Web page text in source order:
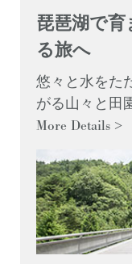
琵琶湖で育
る旅へ
悠々と水をた
がる山々と田
More Details>